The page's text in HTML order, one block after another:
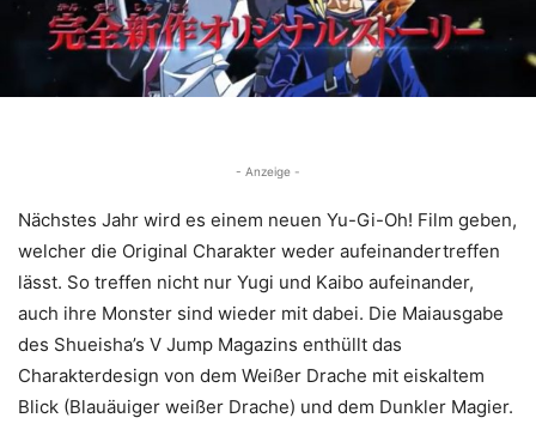
- Anzeige -
Nächstes Jahr wird es einem neuen Yu-Gi-Oh! Film geben,
welcher die Original Charakter weder aufeinandertreffen
lässt. So treffen nicht nur Yugi und Kaibo aufeinander,
auch ihre Monster sind wieder mit dabei. Die Maiausgabe
des Shueisha’s V Jump Magazins enthüllt das
Charakterdesign von dem Weißer Drache mit eiskaltem
Blick (Blauäuiger weißer Drache) und dem Dunkler Magier.